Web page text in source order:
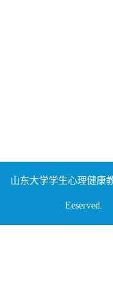
山东大学学生心理健康
Eeserved.